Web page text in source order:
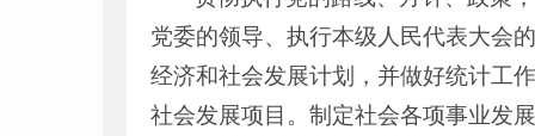
党委的领导、执行本级人民代表大会
经济和社会发展计划，并做好统计工
社会发展项目。制定社会各项事业发